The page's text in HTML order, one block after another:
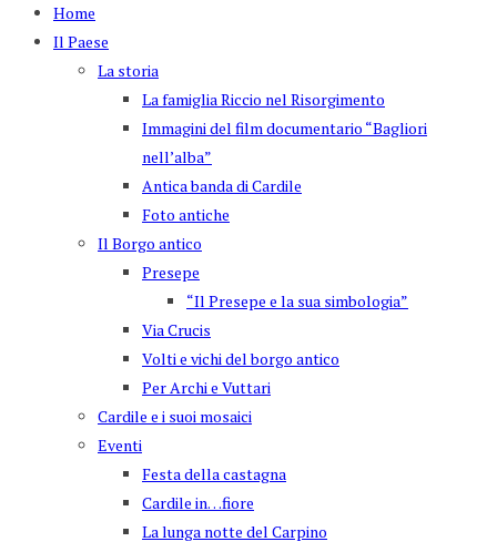
Home
Il Paese
La storia
La famiglia Riccio nel Risorgimento
Immagini del film documentario “Bagliori
nell’alba”
Antica banda di Cardile
Foto antiche
Il Borgo antico
Presepe
“Il Presepe e la sua simbologia”
Via Crucis
Volti e vichi del borgo antico
Per Archi e Vuttari
Cardile e i suoi mosaici
Eventi
Festa della castagna
Cardile in…fiore
La lunga notte del Carpino